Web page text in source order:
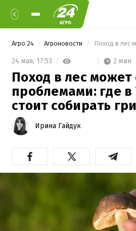
Агро 24 Агроновости
24 мая, 17:53 2 мин
Поход в лес может
проблемами: где
стоит собирать
Ирина Гайдук